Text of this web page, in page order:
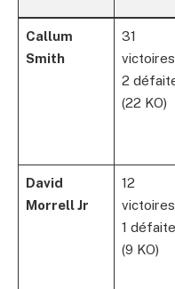
Callum
Smith
31
victoires
2
(22 KO)
David
Morrell Jr
12
victoires
1 défaite
(9 KO)